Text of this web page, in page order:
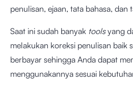
penulisan, ejaan, tata bahasa, dan
Saat ini sudah banyak toolsyang
melakukan koreksi penulisan baik
berbayar sehingga Anda dapat
menggunakannya sesuai